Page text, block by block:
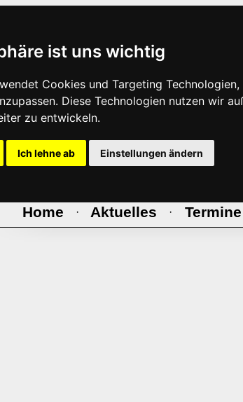
ist uns wichtig
Cookies und Targeting
Diese Technologien nutzen wir
zu entwickeln.
Ich lehne ab Einstellungen ändern
Home · Aktuelles · Termine